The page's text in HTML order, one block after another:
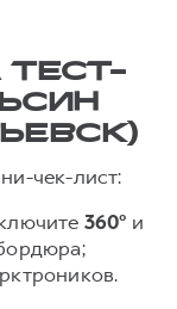
ТЕСТ-
чек-лист:
360° и